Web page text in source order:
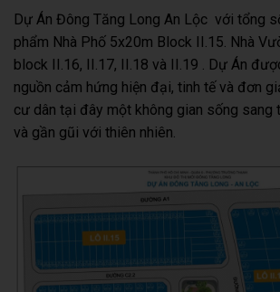
Dự Án Đông Tăng Long An Lộc với tổng
phẩm Nhà Phố 5x20m Block II.15. Nhà
block II.16, II.17, II.18 và II.19 . Dự Án
nguồn cảm hứng hiện đại, tinh tế và đơn
cư dân tại đây một không gian sống sang
và gần gũi với thiên nhiên.